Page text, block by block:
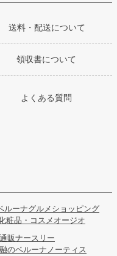
送料・配送について
領収書について
よくある質問
ルーナグルメショッピング
粧品・コスメオージオ
販ナースリー
のベルーナノーティス